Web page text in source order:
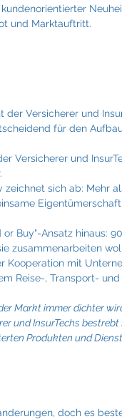
und Marktauftritt.
der Versicherer und
für den
Versicherer und
sich ab: Mehr
Buy"-Ansatz hinaus:
zusammenarbeiten
Kooperation mit
Reise-, Transport- und
Markt immer dichter
und InsurTechs bestrebt
Produkten und
doch es